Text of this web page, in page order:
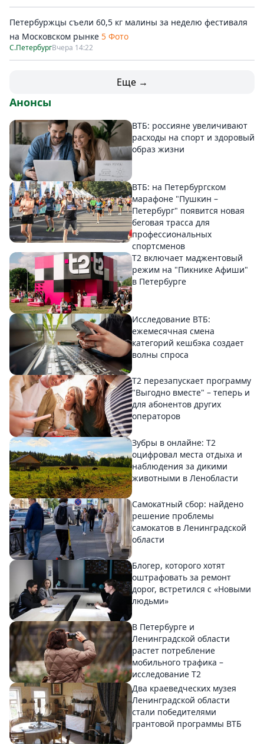
Петербуржцы съели 60,5 кг малины за неделю фестиваля
на Московском рынке 5 Фото
С.ПетербургВчера 14:22
Еще →
Анонсы
ВТБ: россияне увеличивают
расходы на спорт и здоровый
образ жизни
ВТБ: на Петербургском
марафоне "Пушкин –
Петербург" появится новая
беговая трасса для
профессиональных
спортсменов
Т2 включает маджентовый
режим на "Пикнике Афиши"
в Петербурге
Исследование ВТБ:
ежемесячная смена
категорий кешбэка создает
волны спроса
Т2 перезапускает программу
"Выгодно вместе" – теперь и
для абонентов других
операторов
Зубры в онлайне: Т2
оцифровал места отдыха и
наблюдения за дикими
животными в Ленобласти
Самокатный сбор: найдено
решение проблемы
самокатов в Ленинградской
области
Блогер, которого хотят
оштрафовать за ремонт
дорог, встретился с «Новыми
людьми»
В Петербурге и
Ленинградской области
растет потребление
мобильного трафика –
исследование T2
Два краеведческих музея
Ленинградской области
стали победителями
грантовой программы ВТБ